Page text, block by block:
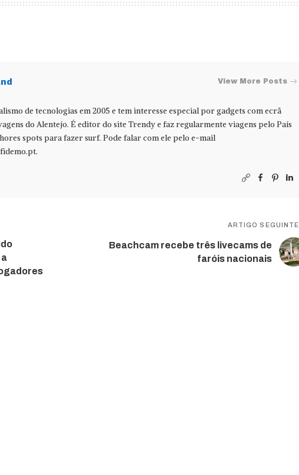
View More Posts
de tecnologias em 2005 e tem interesse especial por gadgets com ecrã
do Alentejo. É editor do site Trendy e faz regularmente viagens pelo País
spots para fazer surf. Pode falar com ele pelo e-mail
.
ARTIGO SEGUINTE
Beachcam recebe três livecams de
faróis nacionais